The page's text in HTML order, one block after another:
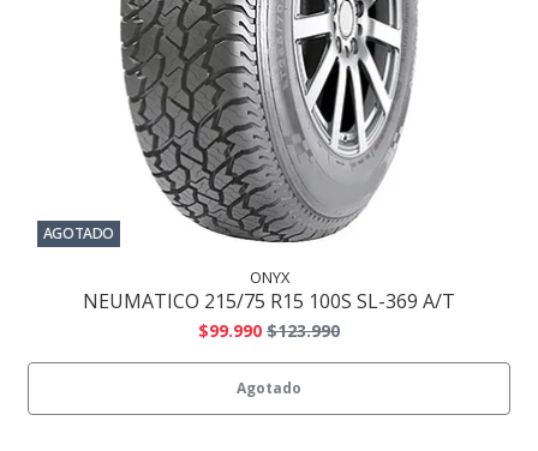
AGOTADO
ONYX
NEUMATICO 215/75 R15 100S SL-369 A/T
$99.990 $123.990
Agotado